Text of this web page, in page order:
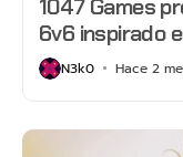
1047 Games
6v6 inspirado
N3k0 Hace 2